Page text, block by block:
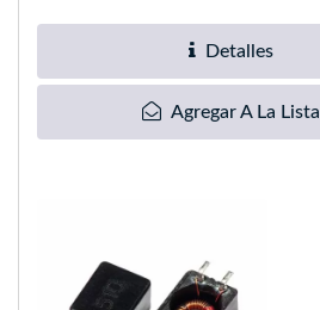
Detalles
Agregar A La Lista